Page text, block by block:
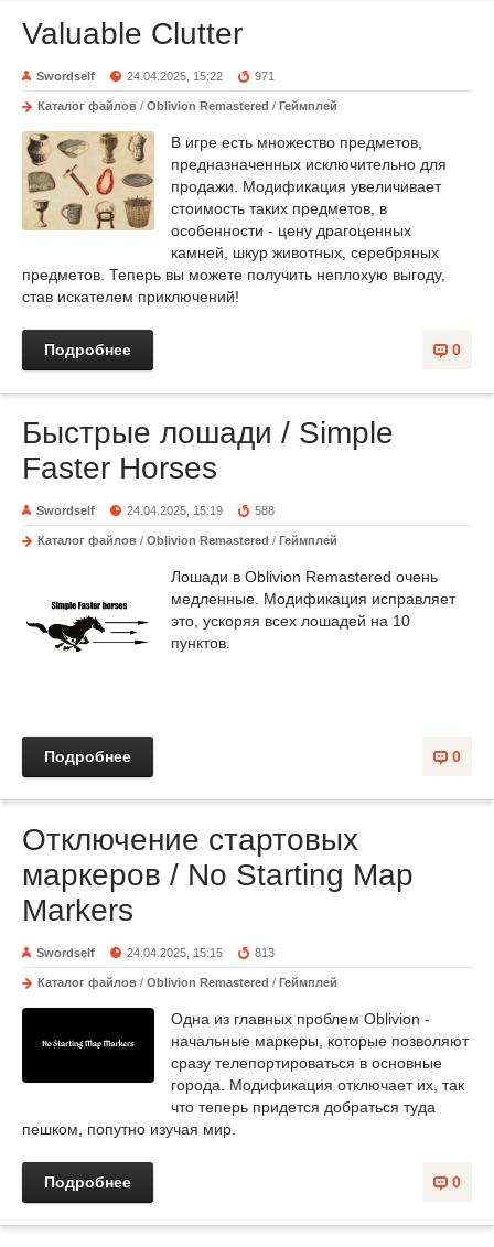
Valuable Clutter
Swordself 24.04.2025, 15:22 971
Каталог файлов / Oblivion Remastered / Геймплей
В игре есть множество предметов,
предназначенных исключительно для
продажи. Модификация увеличивает
стоимость таких предметов, в
особенности - цену драгоценных
камней, шкур животных, серебряных
предметов. Теперь вы можете получить неплохую выгоду,
став искателем приключений!
0
Подробнее
Быстрые лошади / Simple
Faster Horses
Swordself 24.04.2025, 15:19 588
Каталог файлов / Oblivion Remastered / Геймплей
Лошади в Oblivion Remastered очень
медленные. Модификация исправляет
это, ускоряя всех лошадей на 10
пунктов.
0
Подробнее
Отключение стартовых
маркеров / No Starting Map
Markers
Swordself 24.04.2025, 15:15 813
Каталог файлов / Oblivion Remastered / Геймплей
Одна из главных проблем Oblivion -
начальные маркеры, которые позволяют
сразу телепортироваться в основные
города. Модификация отключает их, так
что теперь придется добраться туда
пешком, попутно изучая мир.
0
Подробнее